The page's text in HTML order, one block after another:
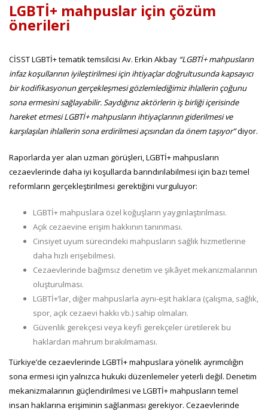
LGBTİ+ mahpuslar için çözüm
önerileri
CİSST LGBTİ+ tematik temsilcisi Av. Erkin Akbay “LGBTİ+ mahpusların
infaz koşullarının iyileştirilmesi için ihtiyaçlar doğrultusunda kapsayıcı
bir kodifikasyonun gerçekleşmesi gözlemlediğimiz ihlallerin çoğunu
sona ermesini sağlayabilir.Saydığınız aktörlerin iş birliği içerisinde
hareket etmesi LGBTİ+ mahpusların ihtiyaçlarının giderilmesi ve
karşılaşılan ihlallerin sona erdirilmesi açısından da önem taşıyor”diyor.
Raporlarda yer alan uzman görüşleri, LGBTİ+ mahpusların
cezaevlerinde daha iyi koşullarda barındırılabilmesi için bazı temel
reformların gerçekleştirilmesi gerektiğini vurguluyor:
LGBTİ+ mahpuslara özel koğuşların yaygınlaştırılması.
Açık cezaevine erişim hakkının tanınması.
Cinsiyet uyum sürecindeki mahpusların sağlık hizmetlerine
daha hızlı erişebilmesi.
Cezaevlerinde bağımsız denetim ve şikâyet mekanizmalarının
oluşturulması.
LGBTİ+’lar, diğer mahpuslarla aynı-eşit haklara (çalışma, sağlık,
spor, açık cezaevi hakkı vb.) sahip olmaları.
Güvenlik gerekçesi veya keyfi gerekçeler üretilerek bu
haklardan mahrum bırakılmaması.
Türkiye’de cezaevlerinde LGBTİ+ mahpuslara yönelik ayrımcılığın
sona ermesi için yalnızca hukuki düzenlemeler yeterli değil. Denetim
mekanizmalarının güçlendirilmesi ve LGBTİ+ mahpusların temel
insan haklarına erişiminin sağlanması gerekiyor. Cezaevlerinde